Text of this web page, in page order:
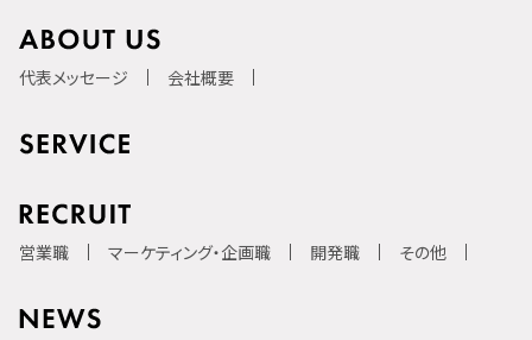
代表メッセージ 会社概要
営業職 マーケティング・企画職 開発職 その他